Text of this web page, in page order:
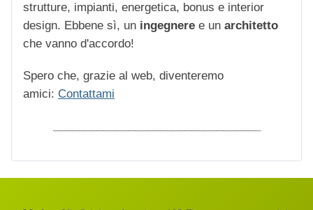
strutture, impianti, energetica, bonus e interior
design. Ebbene sì, un ingegnere e un architetto
che vanno d'accordo!
Spero che, grazie al web, diventeremo
amici: Contattami